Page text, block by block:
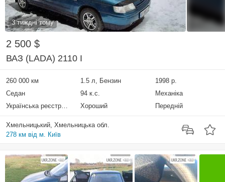
3 тиждні тому
2 500 $
ВАЗ (LADA) 2110 I
260 000 км 1.5 л, Бензин
1998 р.
Седан
94 к.с.
Механіка
Українська реєстрація
Хороший Передній
Хмельницький, Хмельницька обл.
278 км від м. Київ